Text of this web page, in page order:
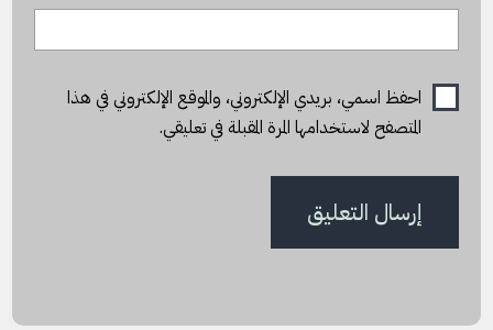
احفظ اسمي، بريدي الإلكتروني، والموقع الإلكتروني في هذا
المتصفح لاستخدامها المرة المقبلة في تعليقي.